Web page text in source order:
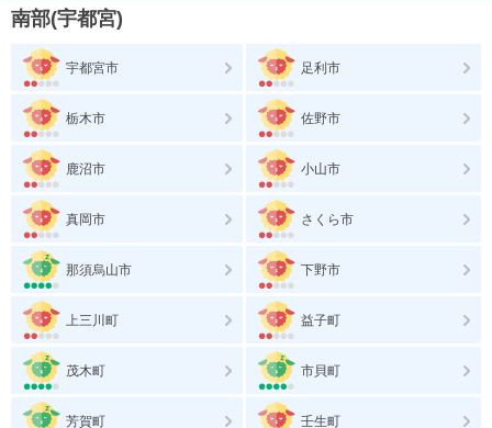
南部(宇都宮)
宇都宮市 足利市
栃木市 佐野市
鹿沼市 小山市
真岡市 さくら市
那須烏山市 下野市
上三川町 益子町
茂木町 市貝町
芳賀町 壬生町